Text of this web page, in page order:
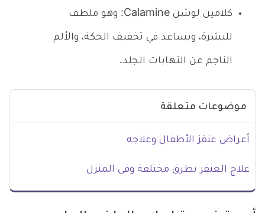
كلامين لوشن Calamine: وهو ملطف
للبشرة، ويساعد في تخفيف الحكة، والألم
الناجم عن التهابات الجلد.
موضوعات متعلقة
أعراض عنقز الأطفال وعلاجه
علاج العنقز بطرق مختلفة وفي المنزل